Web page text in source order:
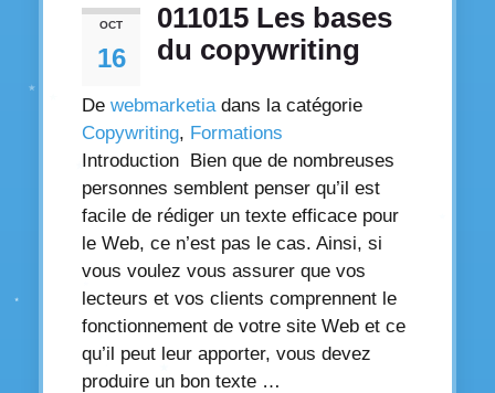
OCT
16
011015 Les bases
du copywriting
De webmarketia dans la catégorie
Copywriting, Formations
Introduction Bien que de nombreuses
personnes semblent penser qu’il est
facile de rédiger un texte efficace pour
le Web, ce n’est pas le cas. Ainsi, si
vous voulez vous assurer que vos
lecteurs et vos clients comprennent le
fonctionnement de votre site Web et ce
qu’il peut leur apporter, vous devez
produire un bon texte …